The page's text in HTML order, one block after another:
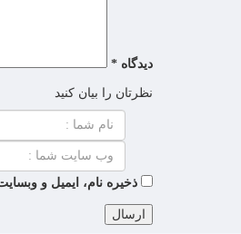
دیدگاه *
نظرتان را بیان کنید
ذخیره نام، ایمیل و